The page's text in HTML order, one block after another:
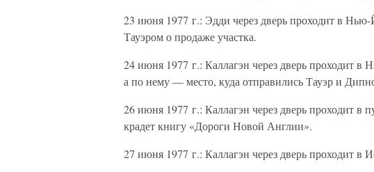
23 июня 1977 г.: Эдди через дверь проходит в
Тауэром о продаже участка.
24 июня 1977 г.: Каллагэн через дверь проходит
а по нему — место, куда отправились Тауэр и
26 июня 1977 г.: Каллагэн через дверь проходит
крадет книгу «Дороги Новой Англии».
27 июня 1977 г.: Каллагэн через дверь проходит в